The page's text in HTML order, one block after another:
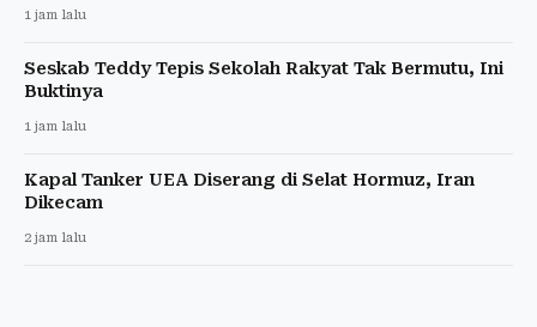
1 jam lalu
Seskab Teddy Tepis Sekolah Rakyat Tak Bermutu, Ini
Buktinya
1 jam lalu
Kapal Tanker UEA Diserang di Selat Hormuz, Iran
Dikecam
2 jam lalu